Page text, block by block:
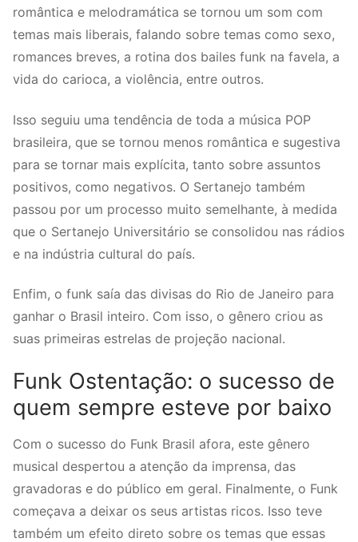
romântica e melodramática se tornou um som com
temas mais liberais, falando sobre temas como sexo,
romances breves, a rotina dos bailes funk na favela, a
vida do carioca, a violência, entre outros.
Isso seguiu uma tendência de toda a música POP
brasileira, que se tornou menos romântica e sugestiva
para se tornar mais explícita, tanto sobre assuntos
positivos, como negativos. O Sertanejo também
passou por um processo muito semelhante, à medida
que o Sertanejo Universitário se consolidou nas rádios
e na indústria cultural do país.
Enfim, o funk saía das divisas do Rio de Janeiro para
ganhar o Brasil inteiro. Com isso, o gênero criou as
suas primeiras estrelas de projeção nacional.
Funk Ostentação: o sucesso de
quem sempre esteve por baixo
Com o sucesso do Funk Brasil afora, este gênero
musical despertou a atenção da imprensa, das
gravadoras e do público em geral. Finalmente, o Funk
começava a deixar os seus artistas ricos. Isso teve
também um efeito direto sobre os temas que essas